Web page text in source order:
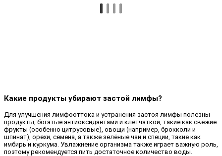
Какие продукты убирают застой лимфы?
Для улучшения лимфооттока и устранения застоя лимфы полезны
продукты, богатые антиоксидантами и клетчаткой, такие как свежие
фрукты (особенно цитрусовые), овощи (например, брокколи и
шпинат), орехи, семена, а также зелёные чаи и специи, такие как
имбирь и куркума. Увлажнение организма также играет важную роль,
поэтому рекомендуется пить достаточное количество воды.